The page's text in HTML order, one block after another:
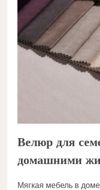
Велюр для
домашними
Мягкая мебель в